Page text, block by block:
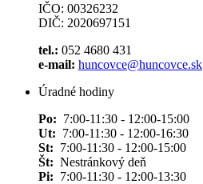
IČO: 00326232
DIČ: 2020697151
tel.: 052 4680 431
e-mail: huncovce@huncovce.sk
Úradné hodiny
Po: 7:00-11:30 - 12:00-15:00
Ut: 7:00-11:30 - 12:00-16:30
St: 7:00-11:30 - 12:00-15:00
Št: Nestránkový deň
Pi: 7:00-11:30 - 12:00-13:30